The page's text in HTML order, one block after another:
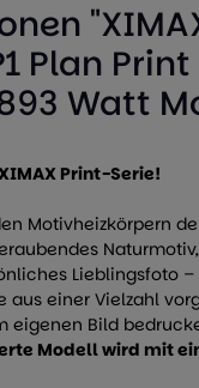
Plan
Watt
Print-Serie!
Motivheizkörpern
Lieblingsfoto
aus einer Vielzahl
eigenen Bild
Modell wird mit